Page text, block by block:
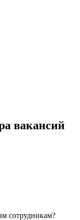
вакансий
сотрудникам?